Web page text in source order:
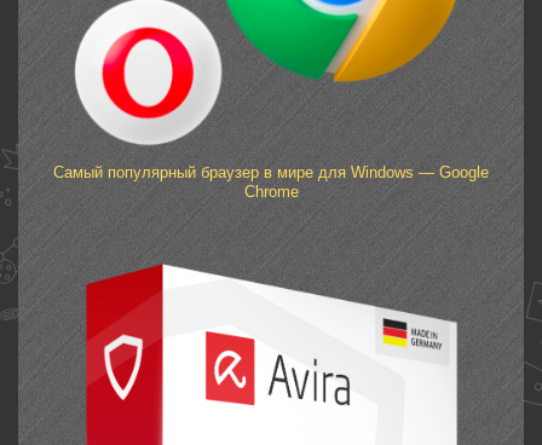
Самый популярный браузер в мире для Windows — Google
Chrome